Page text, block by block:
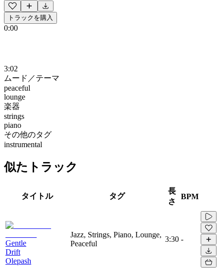
トラックを購入
0:00
3:02
ムード／テーマ
peaceful
lounge
楽器
strings
piano
その他のタグ
instrumental
似たトラック
タイトル タグ
長
さ
BPM
Gentle
Drift
Olepash
Jazz, Strings, Piano, Lounge,
Peaceful
3:30 -